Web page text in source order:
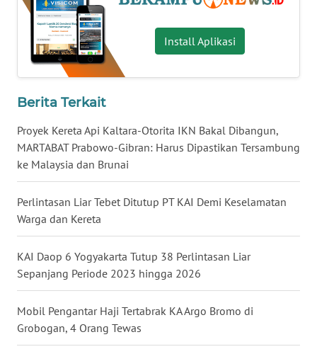
Install Aplikasi
Berita Terkait
Proyek Kereta Api Kaltara-Otorita IKN Bakal Dibangun,
MARTABAT Prabowo-Gibran: Harus Dipastikan Tersambung
ke Malaysia dan Brunai
Perlintasan Liar Tebet Ditutup PT KAI Demi Keselamatan
Warga dan Kereta
KAI Daop 6 Yogyakarta Tutup 38 Perlintasan Liar
Sepanjang Periode 2023 hingga 2026
Mobil Pengantar Haji Tertabrak KA Argo Bromo di
Grobogan, 4 Orang Tewas
KALTENG
WN
KALTARA
WN
KALSEL
WN
KALTIM
WN
SULSEL
GORONTALO
SULUT